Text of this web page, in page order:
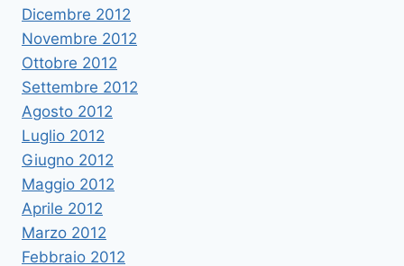
Dicembre 2012
Novembre 2012
Ottobre 2012
Settembre 2012
Agosto 2012
Luglio 2012
Giugno 2012
Maggio 2012
Aprile 2012
Marzo 2012
Febbraio 2012